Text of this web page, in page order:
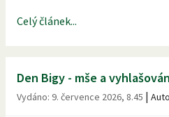
Celý článek...
Den Bigy - mše a
Vydáno: 9. července 2026, 8.45 |